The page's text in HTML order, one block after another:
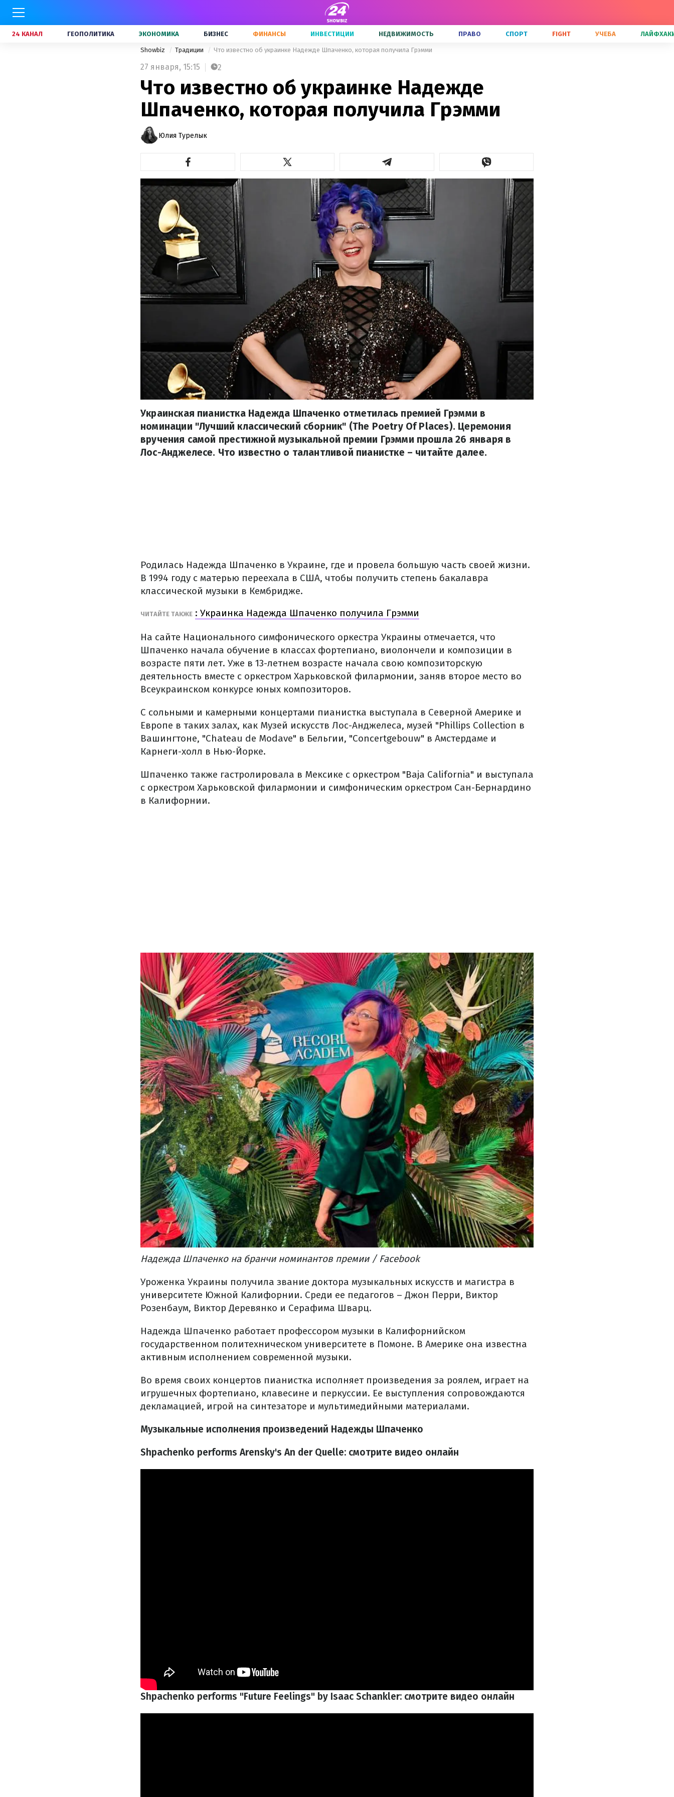
24 КАНАЛ ГЕОПОЛИТИКА ЭКОНОМИКА БИЗНЕС ФИНАНСЫ ИНВЕСТИЦИИ НЕДВИЖИМОСТЬ ПРАВО СПОРТ FIGHT УЧЕБА
Showbiz Традиции Что известно об украинке Надежде Шпаченко, которая получила Грэмми
27 января, 15:15 2
Что известно об украинке Надежде
Шпаченко, которая получила Грэмми
Юлия Турелык
Украинская пианистка Надежда Шпаченко отметилась премией Грэмми в
номинации "Лучший классический сборник" (The Poetry Of Places). Церемония
вручения самой престижной музыкальной премии Грэмми прошла 26 января в
Лос-Анджелесе. Что известно о талантливой пианистке – читайте далее.
Родилась Надежда Шпаченко в Украине, где и провела большую часть своей жизни.
В 1994 году с матерью переехала в США, чтобы получить степень бакалавра
классической музыки в Кембридже.
ЧИТАЙТЕ ТАКЖЕ : Украинка Надежда Шпаченко получила Грэмми
На сайте Национального симфонического оркестра Украины отмечается, что
Шпаченко начала обучение в классах фортепиано, виолончели и композиции в
возрасте пяти лет. Уже в 13-летнем возрасте начала свою композиторскую
деятельность вместе с оркестром Харьковской филармонии, заняв второе место во
Всеукраинском конкурсе юных композиторов.
С сольными и камерными концертами пианистка выступала в Северной Америке и
Европе в таких залах, как Музей искусств Лос-Анджелеса, музей "Phillips Collection в
Вашингтоне, "Chateau de Modave" в Бельгии, "Concertgebouw" в Амстердаме и
Карнеги-холл в Нью-Йорке.
Шпаченко также гастролировала в Мексике с оркестром "Baja California" и выступала
с оркестром Харьковской филармонии и симфоническим оркестром Сан-Бернардино
в Калифорнии.
Надежда Шпаченко на бранчи номинантов премии / Facebook
Уроженка Украины получила звание доктора музыкальных искусств и магистра в
университете Южной Калифорнии. Среди ее педагогов – Джон Перри, Виктор
Розенбаум, Виктор Деревянко и Серафима Шварц.
Надежда Шпаченко работает профессором музыки в Калифорнийском
государственном политехническом университете в Помоне. В Америке она известна
активным исполнением современной музыки.
Во время своих концертов пианистка исполняет произведения за роялем, играет на
игрушечных фортепиано, клавесине и перкуссии. Ее выступления сопровождаются
декламацией, игрой на синтезаторе и мультимедийными материалами.
Музыкальные исполнения произведений Надежды Шпаченко
Shpachenko performs Arensky's An der Quelle: смотрите видео онлайн
Shpachenko performs "Future Feelings" by Isaac Schankler: смотрите видео онлайн